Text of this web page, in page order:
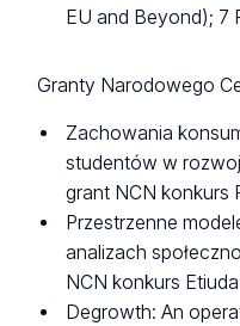
EU and Beyond); 7
Granty Narodowego
Zachowania
studentów w
grant NCN konkurs
Przestrzenne
analizach
NCN konkurs Etiuda
Degrowth: An